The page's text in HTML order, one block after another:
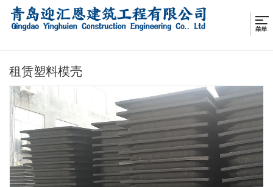
租赁塑料模壳